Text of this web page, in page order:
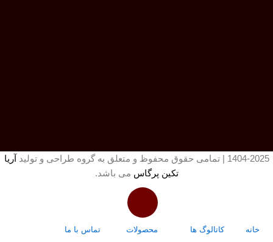
1404-2025 | تمامی حقوق محفوظ و متعلق به گروه طراحی و تولید
آریا
تکین پرگاس می باشد.
خانه کاتالوگ ها محصولات تماس با ما